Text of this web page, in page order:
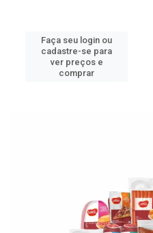
Faça seu login ou
cadastre-se para
ver preços e
comprar